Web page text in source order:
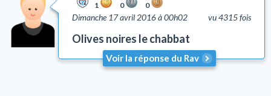
1 0 0
vu 4315 fois
Dimanche 17 avril 2016 à 00h02
Olives noires le chabbat
Voir la réponse du Rav